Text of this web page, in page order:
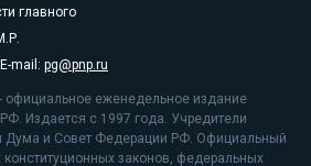
главного
mail: pg@pnp.ru
официальное еженедельное издание
Издается с 1997 года. Учредители
Дума и Совет Федерации РФ. Официальный
законов, федеральных